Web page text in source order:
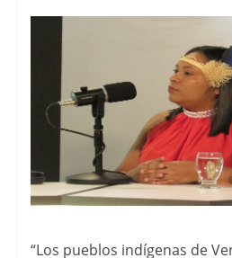
“Los pueblos indígenas de